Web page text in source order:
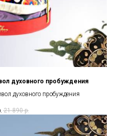
духовного пробуждения
духовного пробуждения
21 890 р.